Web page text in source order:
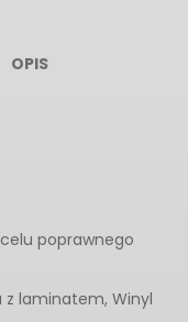
OPIS
poprawnego
z laminatem, Winyl